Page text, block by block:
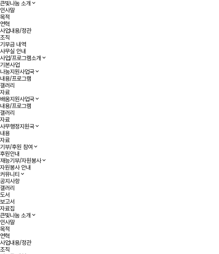
큰빛나눔 소개
인사말
목적
연혁
사업내용/정관
조직
기부금 내역
사무실 안내
사업/프로그램소개
기본사업
나눔지원사업국
내용/프로그램
갤러리
자료
배움지원사업국
내용/프로그램
갤러리
자료
사무행정지원국
내용
자료
기부/후원 참여
후원안내
재능기부/자원봉사
자원봉사 안내
커뮤니티
공지사항
갤러리
도서
보고서
자료집
큰빛나눔 소개
인사말
목적
연혁
사업내용/정관
조직